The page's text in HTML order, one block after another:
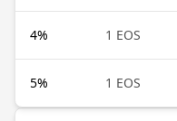
4% 1 EOS
5% 1 EOS